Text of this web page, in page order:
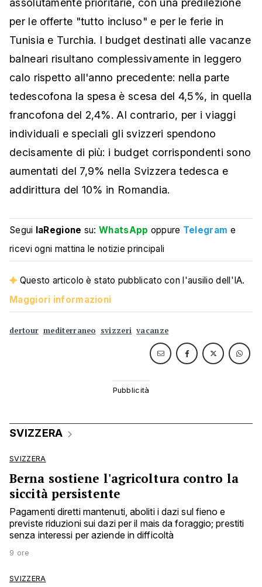
assolutamente prioritarie, con una predilezione
per le offerte "tutto incluso" e per le ferie in
Tunisia e Turchia. I budget destinati alle vacanze
balneari risultano complessivamente in leggero
calo rispetto all'anno precedente: nella parte
tedescofona la spesa è scesa del 4,5%, in quella
francofona del 2,4%. Al contrario, per i viaggi
individuali e speciali gli svizzeri spendono
decisamente di più: i budget corrispondenti sono
aumentati del 7,9% nella Svizzera tedesca e
addirittura del 10% in Romandia.
Segui laRegione su:WhatsApp oppure Telegram e
ricevi ogni mattina le notizie principali
Questo articolo è stato pubblicato con l'ausilio dell'IA.
Maggiori informazioni
dertour mediterraneo svizzeri vacanze
SVIZZERA
SVIZZERA
Berna sostiene l'agricoltura contro la
siccità persistente
Pagamenti diretti mantenuti, aboliti i dazi sul fieno e
previste riduzioni sui dazi per il mais da foraggio; prestiti
senza interessi per aziende in difficoltà
9 ore
SVIZZERA